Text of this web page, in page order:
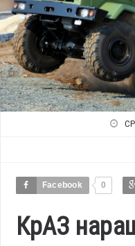
Facebook 0
КрАЗ